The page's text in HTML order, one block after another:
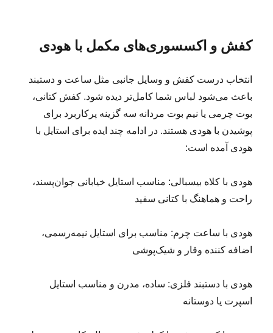
کفش و اکسسوری‌های مکمل با هودی
انتخاب درست کفش و وسایل جانبی مثل ساعت و دستبند
باعث می‌شود لباس شما کامل‌تر دیده شود. کفش کتانی،
بوت چرمی یا نیم بوت مردانه سه گزینه‌ پرکاربرد برای
پوشیدن با هودی هستند. در ادامه چند ایده برای استایل با
هودی آمده است:
هودی با کلاه بیسبالی: مناسب استایل خیابانی جوان‌پسند،
راحت و هماهنگ با کتانی سفید
هودی با ساعت چرم: مناسب برای استایل نیمه‌رسمی،
اضافه کننده وقار و شیک‌پوشی
هودی با دستبند فلزی: ساده، مدرن و مناسب استایل
اسپرت یا دوستانه